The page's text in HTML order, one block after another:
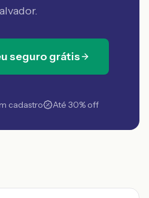
.
seguro grátis
cadastro Até 30% off